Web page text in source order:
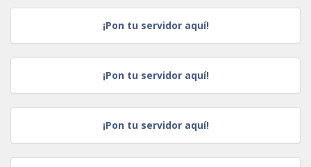
¡Pon tu servidor aquí!
¡Pon tu servidor aquí!
¡Pon tu servidor aquí!